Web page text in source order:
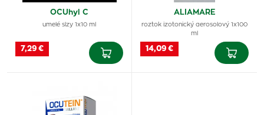
OCUhyl C
umelé slzy 1x10 ml
7,29 €
ALIAMARE
roztok izotonický aerosolový 1x100
ml
14,09 €